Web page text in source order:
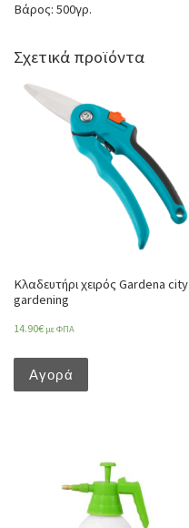
Βάρος: 500γρ.
Σχετικά προϊόντα
Κλαδευτήρι χειρός Gardena city
gardening
14.90€ με ΦΠΑ
Αγορά